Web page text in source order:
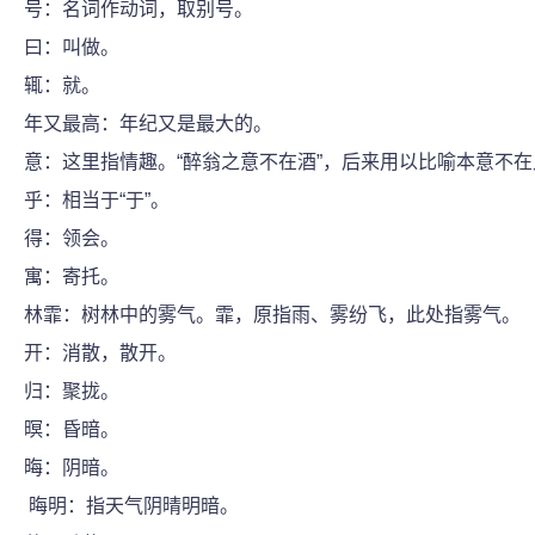
号：名词作动词，取别号。
曰：叫做。
辄：就。
年又最高：年纪又是最大的。
意：这里指情趣。“醉翁之意不在酒”，后来用以比喻本意不在
乎：相当于“于”。
得：领会。
寓：寄托。
林霏：树林中的雾气。霏，原指雨、雾纷飞，此处指雾气。
开：消散，散开。
归：聚拢。
暝：昏暗。
晦：阴暗。
晦明：指天气阴晴明暗。